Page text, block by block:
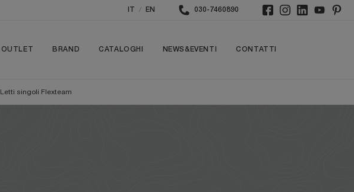
/ EN 030-7460890
OUTLET BRAND CATALOGHI NEWS&EVENTI CONTATTI
Letti singoli Flexteam